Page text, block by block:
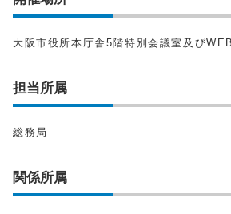
大阪市役所本庁舎5階特別会議室及び
担当所属
総務局
関係所属